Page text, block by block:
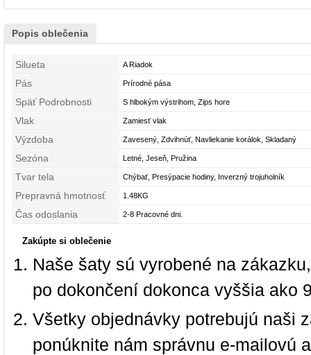
Popis oblečenia
Silueta A Riadok
Pás Prírodné pása
Späť Podrobnosti S hlbokým výstrihom, Zips hore
Vlak Zamiesť vlak
Výzdoba Zavesený, Zdvihnúť, Navliekanie korálok, Skladaný
Sezóna Letné, Jeseň, Pružina
Tvar tela Chýbať, Presýpacie hodiny, Inverzný trojuholník
Prepravná hmotnosť 1.48KG
Čas odoslania 2-8 Pracovné dni.
Zakúpte si oblečenie
Naše šaty sú vyrobené na
po dokončení dokonca vyššia ako
Všetky objednávky potrebujú naši
ponúknite nám správnu e-mailovú